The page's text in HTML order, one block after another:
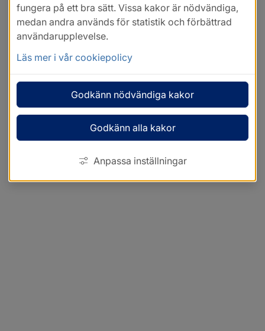
fungera på ett bra sätt. Vissa kakor är nödvändiga,
medan andra används för statistik och förbättrad
användarupplevelse.
Läs mer i vår cookiepolicy
Godkänn nödvändiga kakor
Godkänn alla kakor
Anpassa inställningar